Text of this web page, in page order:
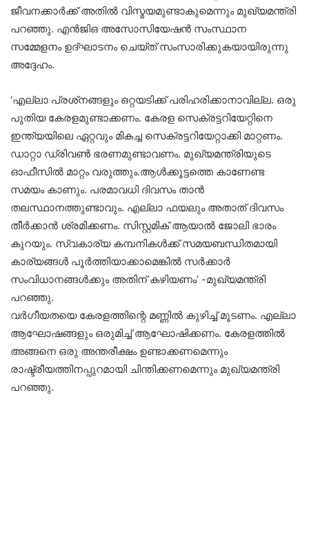
ജീവനക്കാര്‍ക്ക് അതില്‍ വിസ്മയമുണ്ടാകുമെന്നും മുഖ്യമന്ത്രി
പറഞ്ഞു. എന്‍ജിഒ അസോസിയേഷന്‍ സംസ്ഥാന
സമ്മേളനം ഉദ്ഘാടനം ചെയ്ത് സംസാരിക്കുകയായിരുന്നു
അദ്ദേഹം.
‘എല്ലാ പ്രശ്‌നങ്ങളും ഒറ്റയടിക്ക് പരിഹരിക്കാനാവില്ല. ഒരു
പുതിയ കേരളമുണ്ടാക്കണം. കേരള സെക്രട്ടറിയേറ്റിനെ
ഇന്ത്യയിലെ ഏറ്റവും മികച്ച സെക്രട്ടറിയേറ്റാക്കി മാറ്റണം.
ഡാറ്റാ ഡ്രിവണ്‍ ഭരണമുണ്ടാവണം. മുഖ്യമന്ത്രിയുടെ
ഓഫീസില്‍ മാറ്റം വരുത്തും.ആള്‍ക്കൂട്ടത്തെ കാണേണ്ട
സമയം കാണും. പരമാവധി ദിവസം താന്‍
തലസ്ഥാനത്തുണ്ടാവും. എല്ലാ ഫയലും അതാത് ദിവസം
തീര്‍ക്കാന്‍ ശ്രമിക്കണം. സിസ്റ്റമിക് ആയാല്‍ ജോലി ഭാരം
കുറയും. സ്വകാര്യ കമ്പനികള്‍ക്ക് സമയബന്ധിതമായി
കാര്യങ്ങള്‍ പൂര്‍ത്തിയാക്കാമെങ്കില്‍ സര്‍ക്കാര്‍
സംവിധാനങ്ങള്‍ക്കും അതിന് കഴിയണം’ -മുഖ്യമന്ത്രി
പറഞ്ഞു.
വര്‍ഗീയതയെ കേരളത്തിന്റെ മണ്ണില്‍ കുഴിച്ച് മൂടണം. എല്ലാ
ആഘോഷങ്ങളും ഒരുമിച്ച് ആഘോഷിക്കണം. കേരളത്തില്‍
അങ്ങനെ ഒരു അന്തരീക്ഷം ഉണ്ടാക്കണമെന്നും
രാഷ്ട്രീയത്തിനപ്പുറമായി ചിന്തിക്കണമെന്നും മുഖ്യമന്ത്രി
പറഞ്ഞു.